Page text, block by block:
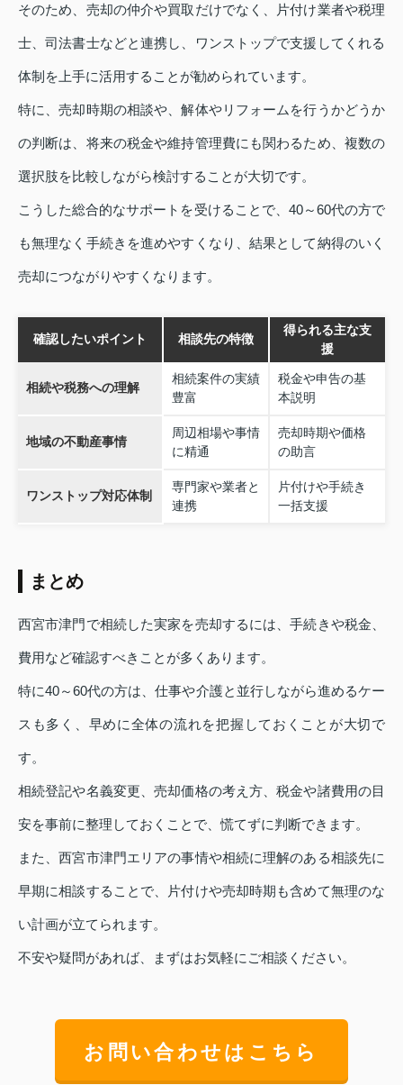
そのため、売却の仲介や買取だけでなく、片付け業者や税理
士、司法書士などと連携し、ワンストップで支援してくれる
体制を上手に活用することが勧められています。
特に、売却時期の相談や、解体やリフォームを行うかどうか
の判断は、将来の税金や維持管理費にも関わるため、複数の
選択肢を比較しながら検討することが大切です。
こうした総合的なサポートを受けることで、40～60代の方で
も無理なく手続きを進めやすくなり、結果として納得のいく
売却につながりやすくなります。
確認したいポイント 相談先の特徴
得られる主な支
援
相続や税務への理解
相続案件の実績
豊富
税金や申告の基
本説明
地域の不動産事情
周辺相場や事情
に精通
売却時期や価格
の助言
ワンストップ対応体制
専門家や業者と
連携
片付けや手続き
一括支援
まとめ
西宮市津門で相続した実家を売却するには、手続きや税金、
費用など確認すべきことが多くあります。
特に40～60代の方は、仕事や介護と並行しながら進めるケー
スも多く、早めに全体の流れを把握しておくことが大切で
す。
相続登記や名義変更、売却価格の考え方、税金や諸費用の目
安を事前に整理しておくことで、慌てずに判断できます。
また、西宮市津門エリアの事情や相続に理解のある相談先に
早期に相談することで、片付けや売却時期も含めて無理のな
い計画が立てられます。
不安や疑問があれば、まずはお気軽にご相談ください。
お問い合わせはこちら